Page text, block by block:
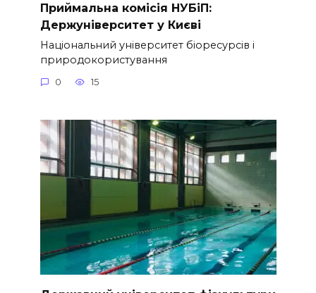
Приймальна комісія НУБіП:
Держуніверситет у Києві
Національний університет біоресурсів і
природокористування
0 15